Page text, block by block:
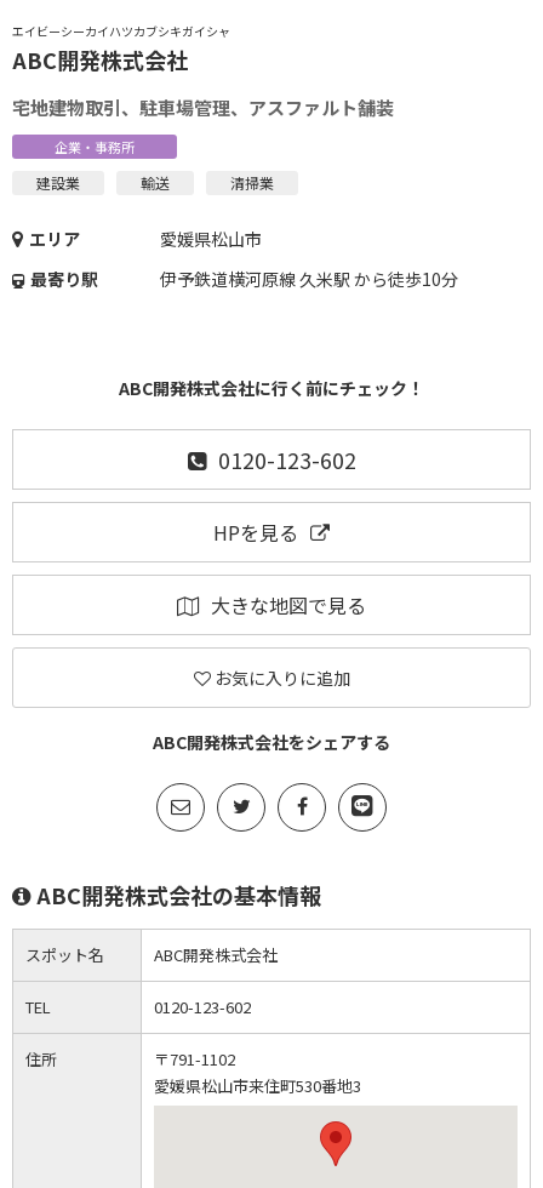
エイビーシーカイハツカブシキガイシャ
ABC開発株式会社
宅地建物取引、駐車場管理、アスファルト舗装
企業・事務所
建設業 輸送 清掃業
エリア
愛媛県松山市
最寄り駅
伊予鉄道横河原線 久米駅 から徒歩10分
ABC開発株式会社に行く前にチェック！
0120-123-602
HPを見る
大きな地図で見る
お気に入りに追加
ABC開発株式会社をシェアする
ABC開発株式会社の基本情報
スポット名 ABC開発株式会社
TEL 0120-123-602
住所
〒791-1102
愛媛県松山市来住町530番地3